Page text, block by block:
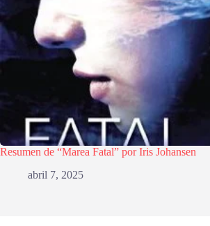
Resumen de “Marea Fatal” por Iris Johansen
abril 7, 2025